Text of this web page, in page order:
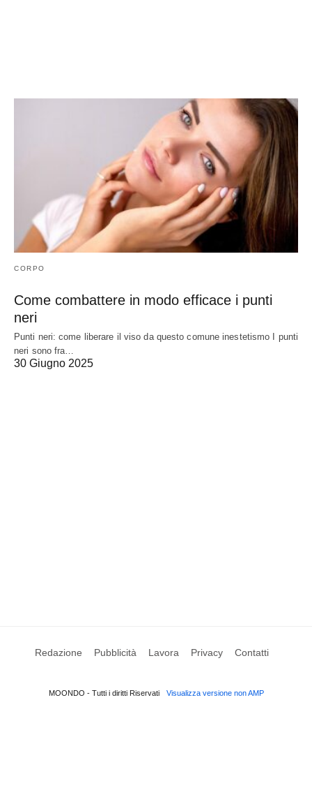
CORPO
Come combattere in modo efficace i punti
neri
Punti neri: come liberare il viso da questo comune inestetismo I punti
neri sono fra…
30 Giugno 2025
Redazione Pubblicità Lavora Privacy Contatti
MOONDO - Tutti i diritti Riservati Visualizza versione non AMP